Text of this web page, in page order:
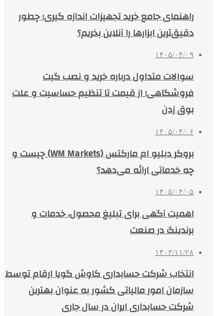
راهنمای جامع خرید تجهیزات اندازه گیری؛ چطور
دقیق‌ترین ابزارها را آنلاین بخریم؟
۱۴۰۵/۰۴/۰۹
سوالات متداول درباره خرید و نصب گیت
فروشگاهی؛ از قیمت تا تنظیم حساسیت و علت
بوق زدن
۱۴۰۵/۰۴/۰۶
بروکر دبلیو ام مارکتس (WM Markets) چیست و
چه خدماتی ارائه می‌دهد؟
۱۴۰۵/۰۴/۰۵
اهمیت آگهی برای تبلیغ محصول، خدمات و
برندینگ در صنعت
۱۴۰۳/۱۱/۲۸
انتخاب شرکت حسابداری کاوش گویا ارقام توسط
سازمان امور مالیاتی کشور به عنوان بهترین
شرکت حسابداری ایران در سال جاری